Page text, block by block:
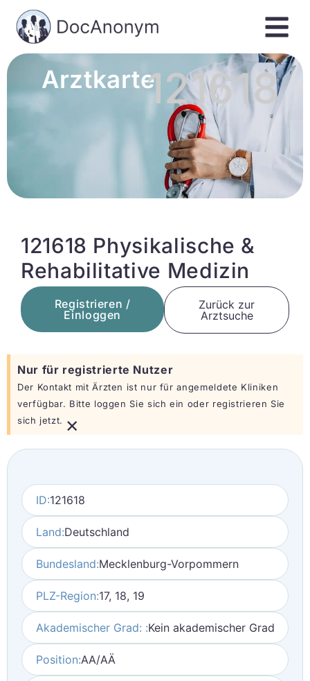
Arztkarte121618
121618 Physikalische &
Rehabilitative Medizin
Registrieren /
Einloggen
Zurück zur
Arztsuche
Nur für registrierte Nutzer
Der Kontakt mit Ärzten ist nur für angemeldete Kliniken
verfügbar. Bitte loggen Sie sich ein oder registrieren Sie
sich jetzt. ×
ID:121618
Land:Deutschland
Bundesland:Mecklenburg-Vorpommern
PLZ-Region:17, 18, 19
Akademischer Grad: :Kein akademischer Grad
Position:AA/AÄ